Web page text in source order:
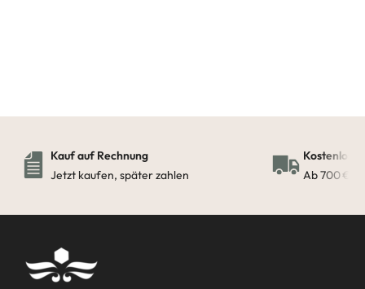
Kauf auf Rechnung
Jetzt kaufen, später zahlen
Ab 700 € in